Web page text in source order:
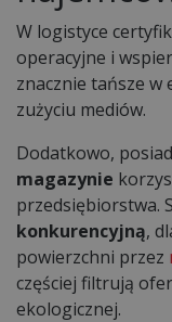
W logistyce
operacyjne i
znacznie tańsze w
zużyciu mediów.
Dodatkowo,
magazynie
przedsiębiorstwa.
konkurencyjną,
powierzchni przez
częściej filtrują
ekologicznej.